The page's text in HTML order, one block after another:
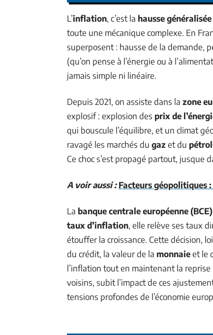
L’inflation, c’est la hausse
toute une mécanique complexe. En
superposent : hausse de la demande,
(qu’on pense à l’énergie ou à
jamais simple ni linéaire.
Depuis 2021, on assiste dans la zone
explosif : explosion des prix de
qui bouscule l’équilibre, et un climat
ravagé les marchés du gazet du
Ce choc s’est propagé partout, jusque
A voir aussi : Facteurs géopolitiques
La banque centrale européenne (BCE)
taux d’inflation, elle relève ses taux
étouffer la croissance. Cette décision,
du crédit, la valeur de la monnaieet le
l’inflation tout en maintenant la
voisins, subit l’impact de ces
tensions profondes de l’économie